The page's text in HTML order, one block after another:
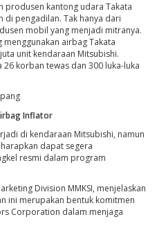
produsen kantong udara Takata
di pengadilan. Tak hanya dari
mobil yang menjadi mitranya.
airbag Takata
unit kendaraan Mitsubishi.
korban tewas dan 300 luka-luka
Inflator
di kendaraan Mitsubishi, namun
dapat segera
resmi dalam program
Division MMKSI, menjelaskan
ini merupakan bentuk komitmen
Corporation dalam menjaga